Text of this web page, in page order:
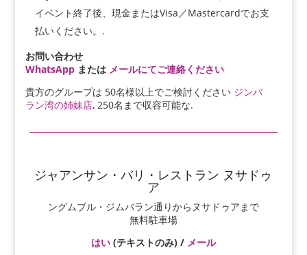
イベント終了後、現金またはVisa／Mastercardでお支
払いください。.
お問い合わせ
WhatsAppまたは メールにてご連絡ください
貴方のグループは 50名様以上でご検討ください ジンバ
ラン湾の姉妹店, 250名まで収容可能な.
ジャアンサン・バリ・レストラン ヌサドゥ
ア
ングムブル・ジムバラン通りからヌサドゥアまで
無料駐車場
はい(テキストのみ) / メール